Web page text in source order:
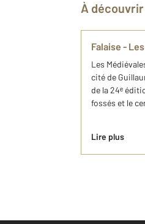
À
Falaise -
Les
cité de
de la 24ᵉ
fossés et le
Lire plus